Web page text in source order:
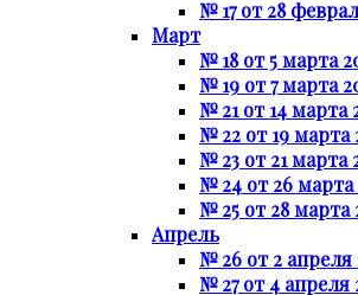
№ 17 от 28
Март
№ 18 от 5 марта
№ 19 от 7 марта
№ 21 от 14 марта
№ 22 от 19 марта
№ 23 от 21 марта
№ 24 от 26 марта
№ 25 от 28 марта
Апрель
№ 26 от 2 апреля
№ 27 от 4 апреля